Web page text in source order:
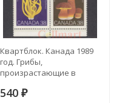
Квартблок. Канада 1989
год. Грибы,
произрастающие в
540 ₽